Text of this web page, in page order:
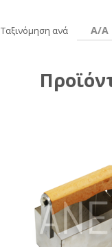
Ταξινόμηση ανά Α/Α